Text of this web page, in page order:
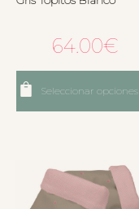
64.00€
Seleccionar opciones